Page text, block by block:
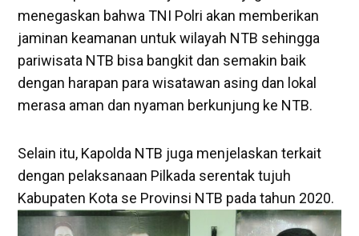
menegaskan bahwa TNI Polri akan memberikan
jaminan keamanan untuk wilayah NTB sehingga
pariwisata NTB bisa bangkit dan semakin baik
dengan harapan para wisatawan asing dan lokal
merasa aman dan nyaman berkunjung ke NTB.
Selain itu, Kapolda NTB juga menjelaskan terkait
dengan pelaksanaan Pilkada serentak tujuh
Kabupaten Kota se Provinsi NTB pada tahun 2020.